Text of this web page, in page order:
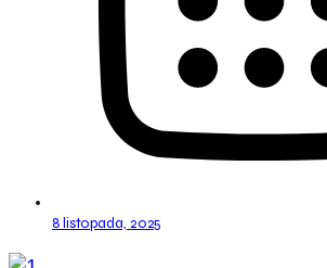
8 listopada, 2025